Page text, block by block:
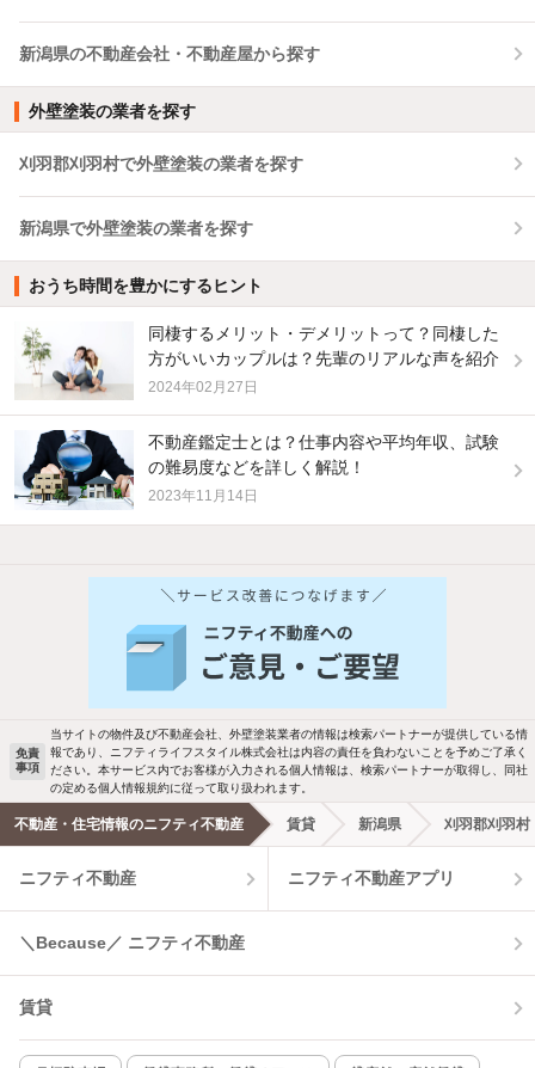
新潟県の不動産会社・不動産屋から探す
外壁塗装の業者を探す
刈羽郡刈羽村で外壁塗装の業者を探す
新潟県で外壁塗装の業者を探す
おうち時間を豊かにするヒント
同棲するメリット・デメリットって？同棲した
方がいいカップルは？先輩のリアルな声を紹介
2024年02月27日
不動産鑑定士とは？仕事内容や平均年収、試験
の難易度などを詳しく解説！
2023年11月14日
バス・トイレ別 2階以上
洗濯機置場あり 独立洗面台
エアコンあり 都市ガス
温水洗浄便座 オートロック
コンロ2口以上
新着のみ インターネット無料
免責
事項
当サイトの物件及び不動産会社、外壁塗装業者の情報は検索パートナーが提供している情
報であり、ニフティライフスタイル株式会社は内容の責任を負わないことを予めご了承く
ださい。本サービス内でお客様が入力される個人情報は、検索パートナーが取得し、同社
の定める個人情報規約に従って取り扱われます。
不動産・住宅情報のニフティ不動産 賃貸 新潟県 刈羽郡刈羽村
ニフティ不動産 ニフティ不動産アプリ
＼Because／ ニフティ不動産
賃貸